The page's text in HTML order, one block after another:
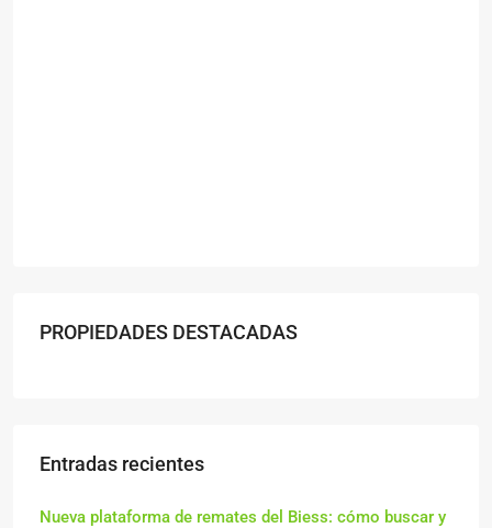
PROPIEDADES DESTACADAS
Entradas recientes
Nueva plataforma de remates del Biess: cómo buscar y